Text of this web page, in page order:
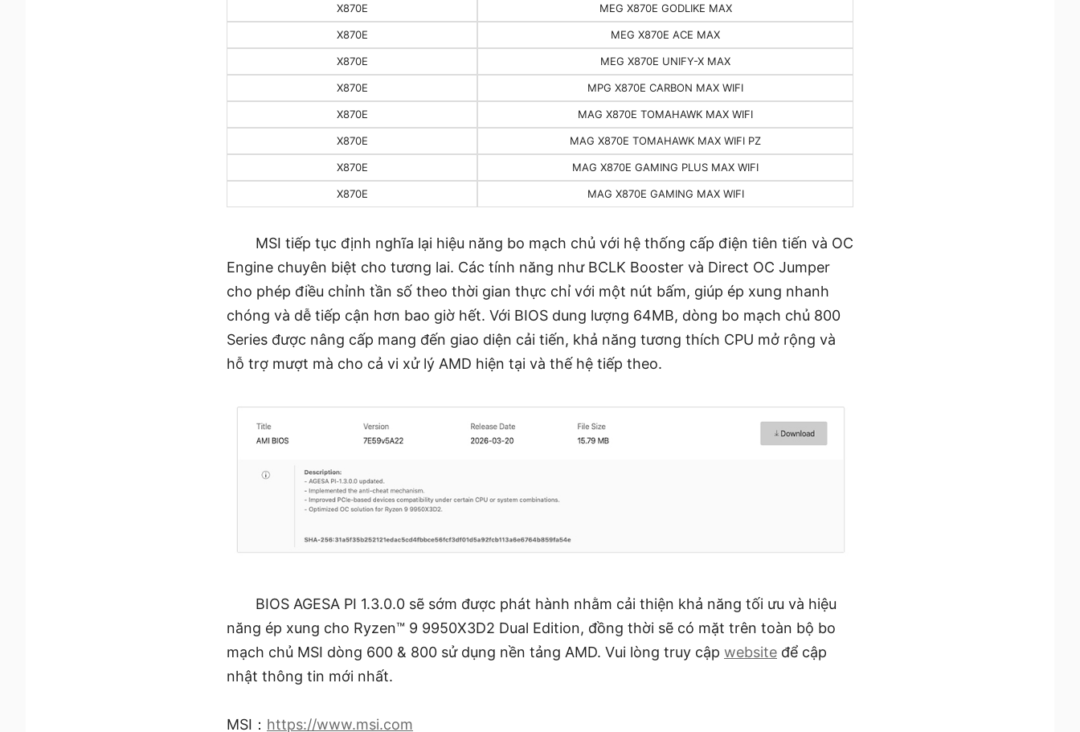
X870E MEG X870E GODLIKE MAX
X870E MEG X870E ACE MAX
X870E MEG X870E UNIFY-X MAX
X870E MPG X870E CARBON MAX WIFI
X870E MAG X870E TOMAHAWK MAX WIFI
X870E MAG X870E TOMAHAWK MAX WIFI PZ
X870E MAG X870E GAMING PLUS MAX WIFI
X870E MAG X870E GAMING MAX WIFI
MSI tiếp tục định nghĩa lại hiệu năng bo mạch chủ với hệ thống cấp điện tiên tiến và OC
Engine chuyên biệt cho tương lai. Các tính năng như BCLK Booster và Direct OC Jumper
cho phép điều chỉnh tần số theo thời gian thực chỉ với một nút bấm, giúp ép xung nhanh
chóng và dễ tiếp cận hơn bao giờ hết. Với BIOS dung lượng 64MB, dòng bo mạch chủ 800
Series được nâng cấp mang đến giao diện cải tiến, khả năng tương thích CPU mở rộng và
hỗ trợ mượt mà cho cả vi xử lý AMD hiện tại và thế hệ tiếp theo.
BIOS AGESA PI 1.3.0.0 sẽ sớm được phát hành nhằm cải thiện khả năng tối ưu và hiệu
năng ép xung cho Ryzen™ 9 9950X3D2 Dual Edition, đồng thời sẽ có mặt trên toàn bộ bo
mạch chủ MSI dòng 600 & 800 sử dụng nền tảng AMD. Vui lòng truy cập website để cập
nhật thông tin mới nhất.
MSI： https://www.msi.com